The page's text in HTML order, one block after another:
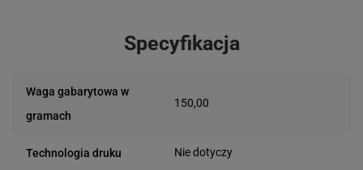
Specyfikacja
Waga gabarytowa w
gramach
150,00
Technologia druku Nie dotyczy